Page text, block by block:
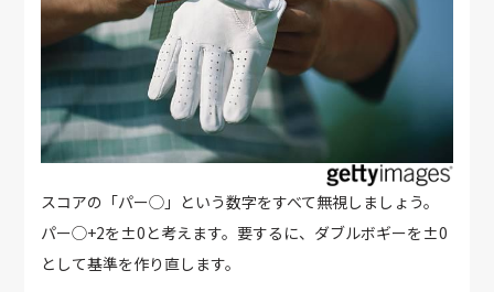
スコアの「パー◯」という数字をすべて無視しましょう。
パー◯+2を±0と考えます。要するに、ダブルボギーを±0
として基準を作り直します。